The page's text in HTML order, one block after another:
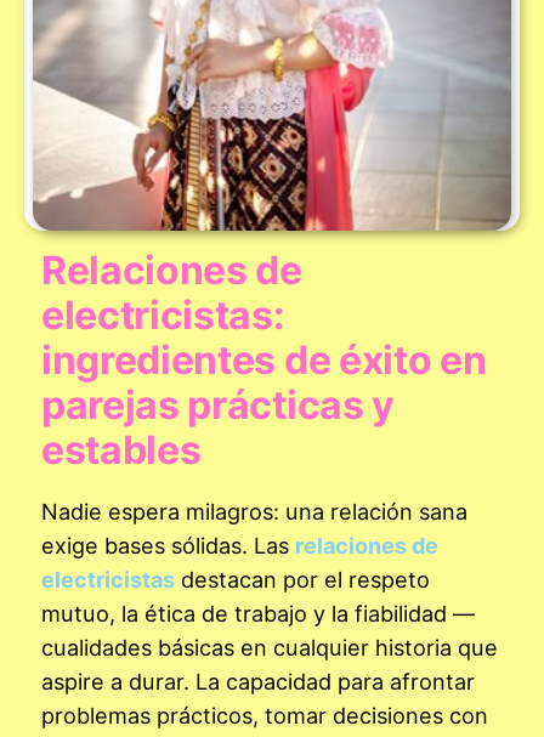
Relaciones de
electricistas:
ingredientes de éxito en
parejas prácticas y
estables
Nadie espera milagros: una relación sana
exige bases sólidas. Las relaciones de
electricistas destacan por el respeto
mutuo, la ética de trabajo y la fiabilidad —
cualidades básicas en cualquier historia que
aspire a durar. La capacidad para afrontar
problemas prácticos, tomar decisiones con